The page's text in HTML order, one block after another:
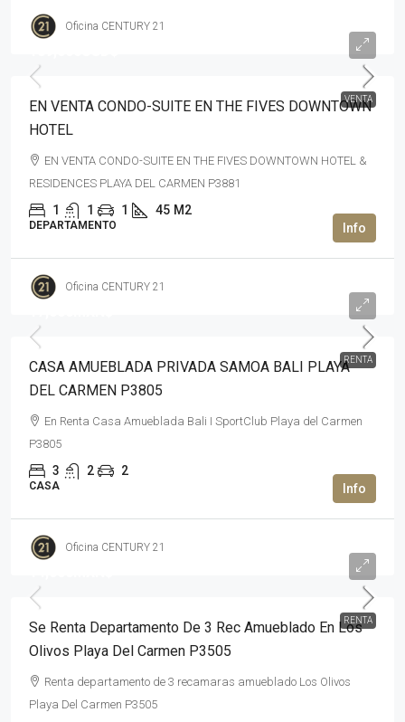
Oficina CENTURY 21
VENTA
EN VENTA CONDO-SUITE EN THE FIVES DOWNTOWN
HOTEL
EN VENTA CONDO-SUITE EN THE FIVES DOWNTOWN HOTEL &
RESIDENCES PLAYA DEL CARMEN P3881
1 1 1 45 M2
DEPARTAMENTO
Oficina CENTURY 21
RENTA
CASA AMUEBLADA PRIVADA SAMOA BALI PLAYA
DEL CARMEN P3805
En Renta Casa Amueblada Bali I SportClub Playa del Carmen
P3805
3 2 2
CASA
Oficina CENTURY 21
RENTA
Se Renta Departamento De 3 Rec Amueblado En Los
Olivos Playa Del Carmen P3505
Renta departamento de 3 recamaras amueblado Los Olivos
Playa Del Carmen P3505